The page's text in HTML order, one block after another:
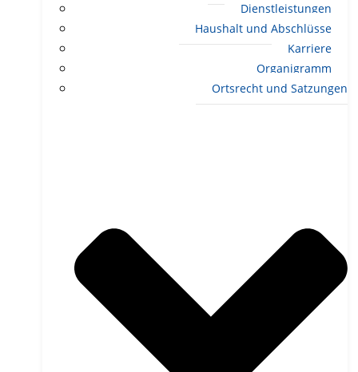
Dienstleistungen
Haushalt und Abschlüsse
Karriere
Organigramm
Ortsrecht und Satzungen